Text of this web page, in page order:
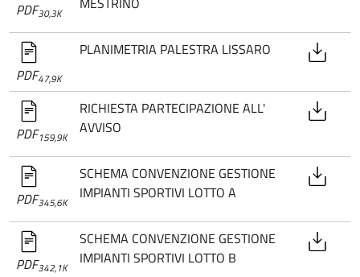
PDF30,3K
PDF47,9K
PLANIMETRIA PALESTRA LISSARO
PDF159,9K
RICHIESTA PARTECIPAZIONE ALL'
AVVISO
PDF345,6K
SCHEMA CONVENZIONE GESTIONE
IMPIANTI SPORTIVI LOTTO A
PDF342,1K
SCHEMA CONVENZIONE GESTIONE
IMPIANTI SPORTIVI LOTTO B